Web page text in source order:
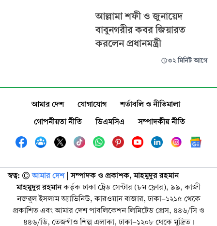
আল্লামা শফী ও জুনায়েদ
বাবুনগরীর কবর জিয়ারত
করলেন প্রধানমন্ত্রী
৩২ মিনিট আগে
আমার দেশ যোগাযোগ
শর্তাবলি ও নীতিমালা
গোপনীয়তা নীতি
ডিএমসিএ সম্পাদকীয় নীতি
স্বত্ব: ©️ আমার দেশ| সম্পাদক ও প্রকাশক, মাহমুদুর রহমান
মাহমুদুর রহমানকর্তৃক ঢাকা ট্রেড সেন্টার (৮ম ফ্লোর), ৯৯, কাজী
নজরুল ইসলাম অ্যাভিনিউ, কারওয়ান বাজার, ঢাকা-১২১৫ থেকে
প্রকাশিত এবং আমার দেশ পাবলিকেশন লিমিটেড প্রেস, ৪৪৬/সি ও
৪৪৬/ডি, তেজগাঁও শিল্প এলাকা, ঢাকা-১২০৮ থেকে মুদ্রিত।